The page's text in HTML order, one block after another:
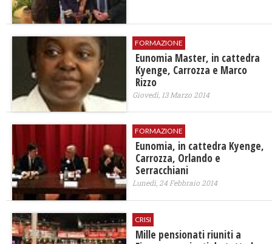
FORMAZIONE
Eunomia Master, in cattedra
Kyenge, Carrozza e Marco
Rizzo
Giovedì, 13 Marzo 2014
FORMAZIONE
Eunomia, in cattedra Kyenge,
Carrozza, Orlando e
Serracchiani
Lunedì, 24 Febbraio 2014
CRISI
Mille pensionati riuniti a